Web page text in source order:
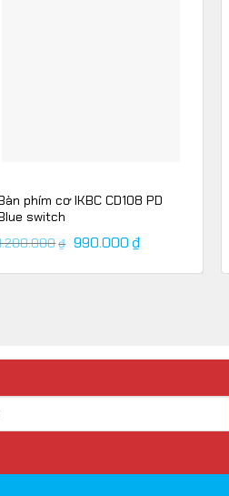
ĐỘ
hiệu 2,4 GHz, tuy nhiên
… Vì vậy mà game thủ
phím cơ IKBC CD108 PD
switch
₫ 990.000 ₫